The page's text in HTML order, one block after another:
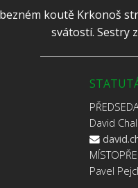
koutě Krkonoš
svátostí. Sestry
David
Pavel